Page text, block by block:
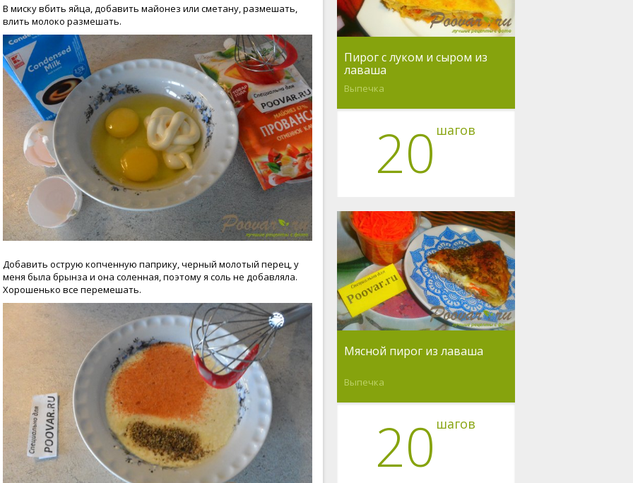
В миску вбить яйца, добавить майонез или сметану, размешать,
влить молоко размешать.
Добавить острую копченную паприку, черный молотый перец, у
меня была брынза и она соленная, поэтому я соль не добавляла.
Хорошенько все перемешать.
Пирог с луком и сыром из
лаваша
Выпечка
20 шагов
Мясной пирог из лаваша
Выпечка
20 шагов